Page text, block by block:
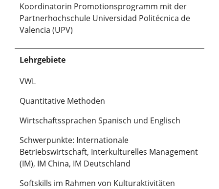
Koordinatorin Promotionsprogramm mit der
Partnerhochschule Universidad Politécnica de
Valencia (UPV)
Lehrgebiete
VWL
Quantitative Methoden
Wirtschaftssprachen Spanisch und Englisch
Schwerpunkte: Internationale
Betriebswirtschaft, Interkulturelles Management
(IM), IM China, IM Deutschland
Softskills im Rahmen von Kulturaktivitäten